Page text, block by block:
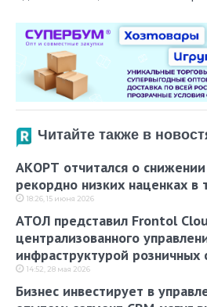
Читайте также в
АКОРТ отчитался о
рекордно низких наценках в
18:26, 15 июня 2026
АТОЛ представил Frontol
централизованного
инфраструктурой розничных
14:52, 28 мая 2026
Бизнес инвестирует в